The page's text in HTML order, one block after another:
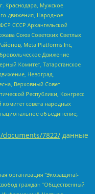
Краснодара, Мужское
движения, Народное
СССР Архангельской
Союз Советских Светлых
Meta Platforms Inc,
Движение
Комитет, Татарстанское
Невоград,
Верховный Совет
Республики, Конгресс
совета народных
объединение,
7822/ данные
Валерьевна, Заговора Максим Александрович, Межрегиональное общественное движение "Российская ЛГБТ - сеть", Оленичев Максим Владимирович, Павлов Иван Юрьевич, Скворцова Елена Сергеевна, Общество с ограниченной ответственностью "Как бы инагент", Кочетков Игорь Викторович, Общество с ограниченной ответственностью "Честные выборы", Еланчик Олег Александрович, Общество с ограниченной ответственностью "Нобелевский призыв", Гималова Регина Эмилевна, Григорьев Андрей Валерьевич, Григорьева Алина Александровна, Ассоциация по содействию защите прав призывников, альтернативнослужащих и военнослужащих "Правозащитная группа "Гражданин.Армия.Право", Хисамова Регина Фаритовна, Автономная некоммерческая организация по реализации социально-правовых программ "Лилит", Дальневосточное общественное движение "Маяк", Санкт-Петербургская ЛГБТ-инициативная группа "Выход", Инициативная группа ЛГБТ+ "Реверс", Алексеев Андрей Викторович, Бекбулатова Таисия Львовна, Беляев Иван Михайлович, Владыкина Елена Сергеевна, Гельман Марат Александрович, Никульшина Вероника Юрьевна, Толоконникова Надежда Андреевна, Шендерович Виктор Анатольевич, Общество с ограниченной ответственностью "Данное сообщение", Общество с ограниченной ответственностью Издательский дом "Новая глава", Айнбиндер Александра Александровна, Московский комьюнити-центр для ЛГБТ+инициатив, Благотворительный фонд развития филантропии, Deutsche Welle (Германия, Kurt-Schumacher-Strasse 3, 53113 Bonn), Борзунова Мария Михайловна, Воробьев Виктор Викторович, Голубева Анна Львовна, Константинова Алла Михайловна, Малкова Ирина Владимировна, Мурадов Мурад Абдулгалимович, Осетинская Елизавета Николаевна, Понасенков Евгений Николаевич, Ганапольский Матвей Юрьевич, Киселев Евгений Алексеевич, Борухович Ирина Григорьевна, Дремин Иван Тимофеевич, Дубровский Дмитрий Викторович, Красноярская региональная общественная организация поддержки и развития альтернативных образовательных технологий и межкультурных коммуникаций "ИНТЕРРА", Маяковская Екатерина Алексеевна, Фейгин Марк Захарович, Филимонов Андрей Викторович, Дзугкоева Регина Николаевна, Доброхотов Роман Александрович, Дудь Юрий Александрович, Елкин Сергей Владимирович, Кругликов Кирилл Игоревич, Сабунаева Мария Леонидовна, Семенов Алексей Владимирович, Шаинян Карен Багратович, Шульман Екатерина Михайловна, Асафьев Артур Валерьевич, Вахштайн Виктор Семенович, Венедиктов Алексей Алексеевич, Лушникова Екатерина Евгеньевна, Волков Леонид Михайлович, Невзоров Александр Глебович, Пархоменко Сергей Борисович, Сироткин Ярослав Николаевич, Кара-Мурза Владимир Владимирович, Баранова Наталья Владимировна, Гозман Леонид Яковлевич, Кагарлицкий Борис Юльевич, Климарев Михаил Валерьевич, Милов Владимир Станиславович, Автономная некоммерческая организация Краснодарский центр современного искусства "Типография", Моргенштерн Алишер Тагирович, Соболь Любовь Эдуардовна, Общество с ограниченной ответственностью "ЛИЗА НОРМ", Каспаров Гарри Кимович, Ходорковский Михаил Борисович, Общество с ограниченной ответственностью "Апрельские тезисы", Данилович Ирина Брониславовна, Кашин Олег Владимирович, Петров Николай Владимирович, Пивоваров Алексей Владимирович, Соколов Михаил Владимирович, Цветкова Юлия Владимировна, Чичваркин Евгений Александрович, Комитет против пыток/Команда против пыток, Общество с ограниченной ответственностью "Первый научный", Общество с ограниченной ответственностью "Вертолет и ко", Белоцерковская Вероника Борисовна, Кац Максим Евгеньевич, Лазарева Татьяна Юрьевна, Шаведдинов Руслан Табризович, Яшин Илья Валерьевич, Общество с ограниченной ответственностью "Иноагент ААВ", Алешковский Дмитрий Петрович, Альбац Евгения Марковна, Быков Дмитрий Львович, Галямина Юлия Евгеньевна, Лойко Сергей Леонидович, Мартынов Кирилл Константинович, Медведев Сергей Александрович, Крашенинников Федор Геннадиевич, Гордеева Катерина Вл